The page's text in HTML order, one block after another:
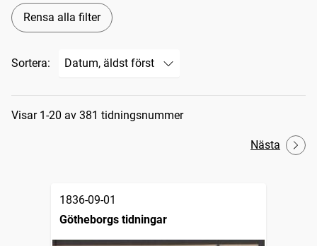
Rensa alla filter
Sortera:
Sökresultat
Visar 1-20 av 381 tidningsnummer
Nästa
1836-09-01
Götheborgs tidningar